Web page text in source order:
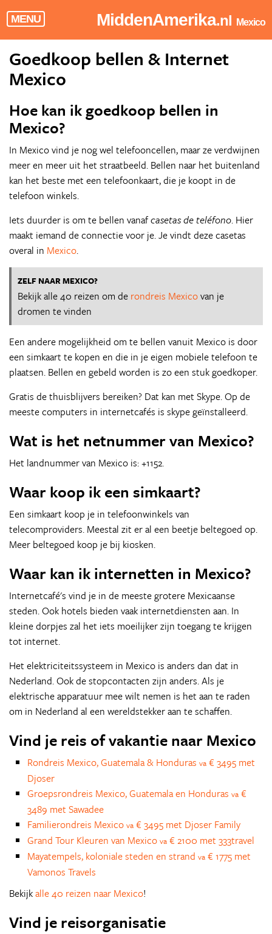
MENU MiddenAmerika.nl Mexico
Goedkoop bellen & Internet
Mexico
Hoe kan ik goedkoop bellen in
Mexico?
In Mexico vind je nog wel telefooncellen, maar ze verdwijnen
meer en meer uit het straatbeeld. Bellen naar het buitenland
kan het beste met een telefoonkaart, die je koopt in de
telefoon winkels.
Iets duurder is om te bellen vanafcasetas de teléfono. Hier
maakt iemand de connectie voor je. Je vindt deze casetas
overal in Mexico.
ZELF NAAR MEXICO?
Bekijk alle 40 reizen om de rondreis Mexicovan je
dromen te vinden
Een andere mogelijkheid om te bellen vanuit Mexico is door
een simkaart te kopen en die in je eigen mobiele telefoon te
plaatsen. Bellen en gebeld worden is zo een stuk goedkoper.
Gratis de thuisblijvers bereiken? Dat kan met Skype. Op de
meeste computers in internetcafés is skype geïnstalleerd.
Wat is het netnummer van Mexico?
Het landnummer van Mexico is: +1152.
Waar koop ik een simkaart?
Een simkaart koop je in telefoonwinkels van
telecomproviders. Meestal zit er al een beetje beltegoed op.
Meer beltegoed koop je bij kiosken.
Waar kan ik internetten in Mexico?
Internetcafé's vind je in de meeste grotere Mexicaanse
steden. Ook hotels bieden vaak internetdiensten aan. In
kleine dorpjes zal het iets moeilijker zijn toegang te krijgen
tot internet.
Het elektriciteitssysteem in Mexico is anders dan dat in
Nederland. Ook de stopcontacten zijn anders. Als je
elektrische apparatuur mee wilt nemen is het aan te raden
om in Nederland al een wereldstekker aan te schaffen.
Vind je reis of vakantie naar Mexico
Rondreis Mexico, Guatemala & Honduras va € 3495 met
Djoser
Groepsrondreis Mexico, Guatemala en Honduras va €
3489 met Sawadee
Familierondreis Mexico va € 3495 met Djoser Family
Grand Tour Kleuren van Mexico va € 2100 met 333travel
Mayatempels, koloniale steden en strand va € 1775 met
Vamonos Travels
Bekijkalle 40 reizen naar Mexico!
Vind je reisorganisatie